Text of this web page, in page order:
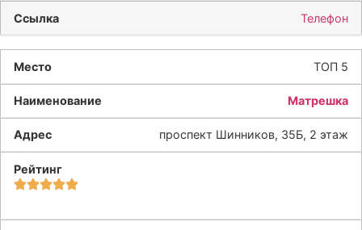
Телефон
ТОП 5
Матрешка
проспект Шинников, 35Б, 2 этаж